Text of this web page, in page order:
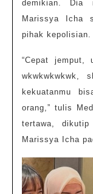
demikian. Dia
Marissya Icha
pihak kepolisian.
“Cepat
wkwkwkwkwk,
kekuatanmu
orang,” tulis
tertawa,
Marissya Icha